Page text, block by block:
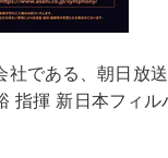
である、朝日放
指揮 新日本フィル